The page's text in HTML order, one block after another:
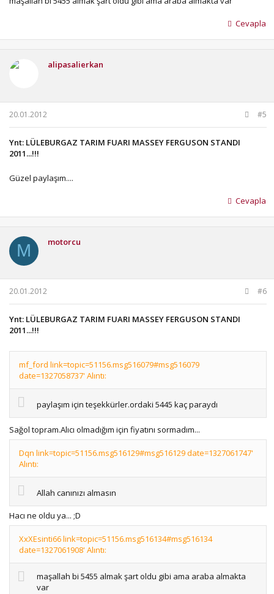
Cevapla
alipasalierkan
20.01.2012 #5
Ynt: LÜLEBURGAZ TARIM FUARI MASSEY FERGUSON STANDI
2011...!!!
Güzel paylaşım....
Cevapla
M motorcu
20.01.2012 #6
Ynt: LÜLEBURGAZ TARIM FUARI MASSEY FERGUSON STANDI
2011...!!!
mf_ford link=topic=51156.msg516079#msg516079
date=1327058737' Alıntı:
paylaşım için teşekkürler.ordaki 5445 kaç paraydı
Sağol topram.Alıcı olmadığım için fiyatını sormadım...
Dqn link=topic=51156.msg516129#msg516129 date=1327061747'
Alıntı:
Allah canınızı almasın
Hacı ne oldu ya... ;D
XxXEsinti66 link=topic=51156.msg516134#msg516134
date=1327061908' Alıntı:
maşallah bi 5455 almak şart oldu gibi ama araba almakta
var